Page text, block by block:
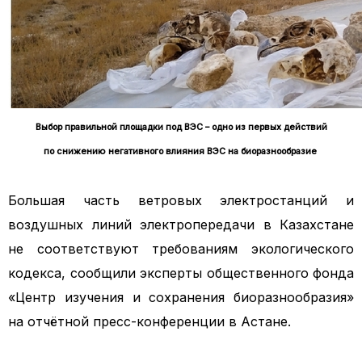
Выбор правильной площадки под ВЭС – одно из первых действий
по снижению негативного влияния ВЭС на биоразнообразие
Большая часть ветровых электростанций и
воздушных линий электропередачи в Казахстане
не соответствуют требованиям экологического
кодекса, сообщили эксперты общественного фонда
«Центр изучения и сохранения биоразнообразия»
на отчётной пресс-конференции в Астане.